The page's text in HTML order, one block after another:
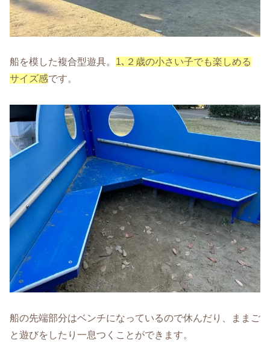
船を模した複合型遊具。 1､２歳の小さい子でも楽しめる
サイズ感です。
船の先端部分はベンチになっているので休んだり、ままご
と遊びをしたり一息つくことができます。